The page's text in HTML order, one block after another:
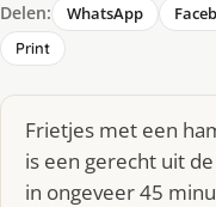
Delen: WhatsApp
Print
Frietjes met een
is een gerecht uit
in ongeveer 45